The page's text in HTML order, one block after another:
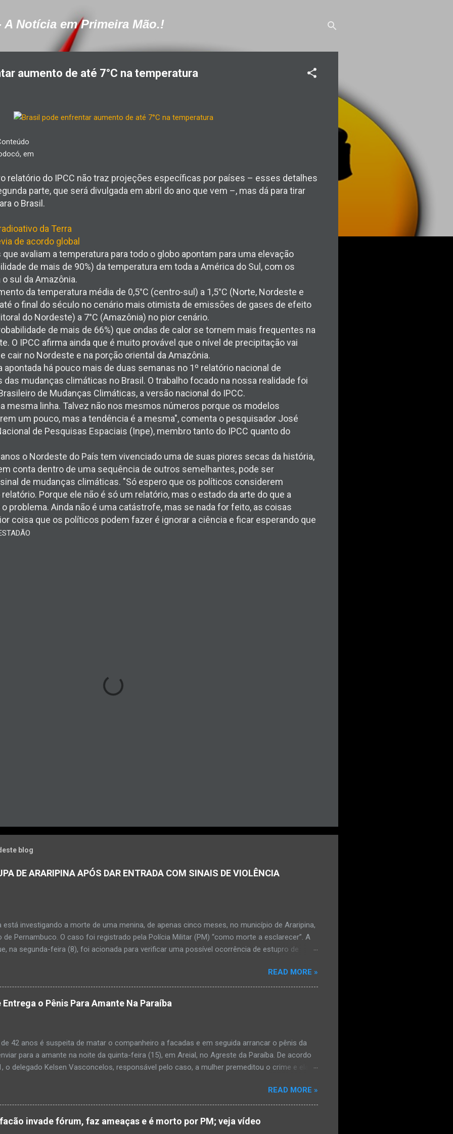
A Notícia em Primeira Mão.!
aumento de até 7°C na temperatura
em
relatório do IPCC não traz projeções específicas por países – esses detalhes
parte, que será divulgada em abril do ano que vem –, mas dá para tirar
o Brasil.
da Terra
de acordo global
avaliam a temperatura para todo o globo apontam para uma elevação
de mais de 90%) da temperatura em toda a América do Sul, com os
sul da Amazônia.
da temperatura média de 0,5°C (centro-sul) a 1,5°C (Norte, Nordeste e
o final do século no cenário mais otimista de emissões de gases de efeito
do Nordeste) a 7°C (Amazônia) no pior cenário.
de mais de 66%) que ondas de calor se tornem mais frequentes na
O IPCC afirma ainda que é muito provável que o nível de precipitação vai
cair no Nordeste e na porção oriental da Amazônia.
apontada há pouco mais de duas semanas no 1º relatório nacional de
das mudanças climáticas no Brasil. O trabalho focado na nossa realidade foi
de Mudanças Climáticas, a versão nacional do IPCC.
mesma linha. Talvez não nos mesmos números porque os modelos
um pouco, mas a tendência é a mesma", comenta o pesquisador José
de Pesquisas Espaciais (Inpe), membro tanto do IPCC quanto do
o Nordeste do País tem vivenciado uma de suas piores secas da história,
conta dentro de uma sequência de outros semelhantes, pode ser
de mudanças climáticas. "Só espero que os políticos considerem
Porque ele não é só um relatório, mas o estado da arte do que a
problema. Ainda não é uma catástrofe, mas se nada for feito, as coisas
coisa que os políticos podem fazer é ignorar a ciência e ficar esperando que
blog
DE ARARIPINA APÓS DAR ENTRADA COM SINAIS DE VIOLÊNCIA
está investigando a morte de uma menina, de apenas cinco meses, no município de Araripina,
de Pernambuco. O caso foi registrado pela Polícia Militar (PM) “como morte a esclarecer”. A
na segunda-feira (8), foi acionada para verificar uma possível ocorrência de estupro de
da PM mostra que, segundo informações passadas pela equipe médica, a vítima estava
de desidratação e desnutrição, além de apresentar ruptura anal e vaginal. Os pais
que a criança estava apresentando, desde sábado (6), alguns sinais de mal-estar. Segundo
pais só levaram a menina para UPA após uma piora no estado de saúde, na segunda-feira pela
O...
READ MORE »
o Pênis Para Amante Na Paraíba
42 anos é suspeita de matar o companheiro a facadas e em seguida arrancar o pênis da
para a amante na noite da quinta-feira (15), em Areial, no Agreste da Paraíba. De acordo
o delegado Kelsen Vasconcelos, responsável pelo caso, a mulher premeditou o crime e ela
manhã desta sexta-feira (16), que antes de cometer o crime, a suspeita também escreveu uma
para o filho mais velho, de 18 anos. “Na carta ela pede para que o filho mais velho, fruto
relacionamento, deixe os dois irmãos mais novos com parentes da família. Ela já havia
todo o crime”. Após matar o companheiro a facadas e cortar o pênis dele, a mulher ainda
READ MORE »
invade fórum, faz ameaças e é morto por PM; veja vídeo